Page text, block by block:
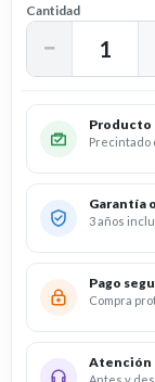
Cantidad
Producto
Precintado
Garantía
3 años
Pago
Compra
Atención